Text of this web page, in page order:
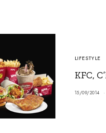
LIFESTYLE
KFC,
15/09/2014